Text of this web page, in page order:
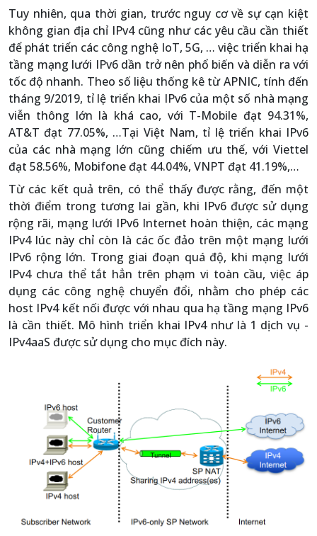
Tuy nhiên, qua thời gian, trước nguy cơ về sự cạn kiệt
không gian địa chỉ IPv4 cũng như các yêu cầu cần thiết
để phát triển các công nghệ IoT, 5G, … việc triển khai hạ
tầng mạng lưới IPv6 dần trở nên phổ biến và diễn ra với
tốc độ nhanh. Theo số liệu thống kê từ APNIC, tính đến
tháng 9/2019, tỉ lệ triển khai IPv6 của một số nhà mạng
viễn thông lớn là khá cao, với T-Mobile đạt 94.31%,
AT&T đạt 77.05%, …Tại Việt Nam, tỉ lệ triển khai IPv6
của các nhà mạng lớn cũng chiếm ưu thế, với Viettel
đạt 58.56%, Mobifone đạt 44.04%, VNPT đạt 41.19%,…
Từ các kết quả trên, có thể thấy được rằng, đến một
thời điểm trong tương lai gần, khi IPv6 được sử dụng
rộng rãi, mạng lưới IPv6 Internet hoàn thiện, các mạng
IPv4 lúc này chỉ còn là các ốc đảo trên một mạng lưới
IPv6 rộng lớn. Trong giai đoạn quá độ, khi mạng lưới
IPv4 chưa thể tắt hẳn trên phạm vi toàn cầu, việc áp
dụng các công nghệ chuyển đổi, nhằm cho phép các
host IPv4 kết nối được với nhau qua hạ tầng mạng IPv6
là cần thiết. Mô hình triển khai IPv4 như là 1 dịch vụ -
IPv4aaS được sử dụng cho mục đích này.